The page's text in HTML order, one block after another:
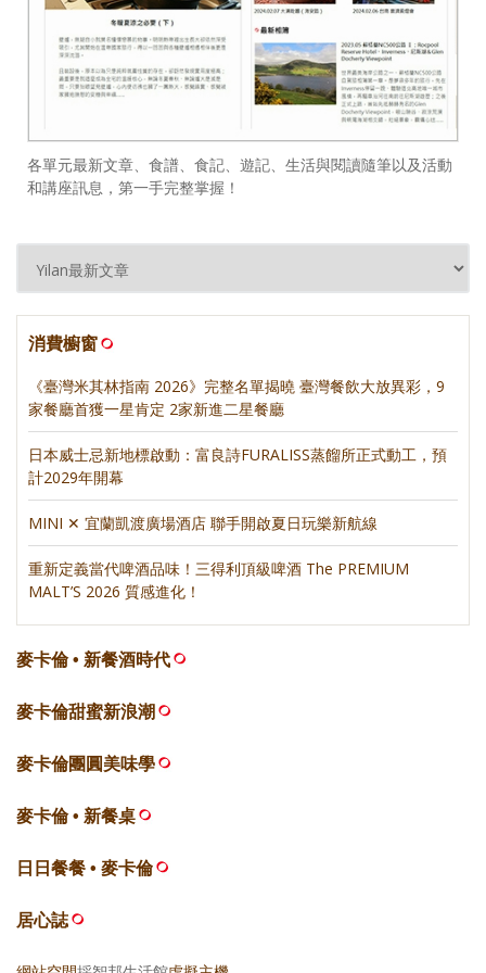
各單元最新文章、食譜、食記、遊記、生活與閱讀隨筆以及活動
和講座訊息，第一手完整掌握！
消費櫥窗
《臺灣米其林指南 2026》完整名單揭曉 臺灣餐飲大放異彩，9
家餐廳首獲一星肯定 2家新進二星餐廳
日本威士忌新地標啟動：富良詩FURALISS蒸餾所正式動工，預
計2029年開幕
MINI ✕ 宜蘭凱渡廣場酒店 聯手開啟夏日玩樂新航線
重新定義當代啤酒品味！三得利頂級啤酒 The PREMIUM
MALT’S 2026 質感進化！
麥卡倫 • 新餐酒時代
麥卡倫甜蜜新浪潮
麥卡倫團圓美味學
麥卡倫 • 新餐桌
日日餐餐 • 麥卡倫
居心誌